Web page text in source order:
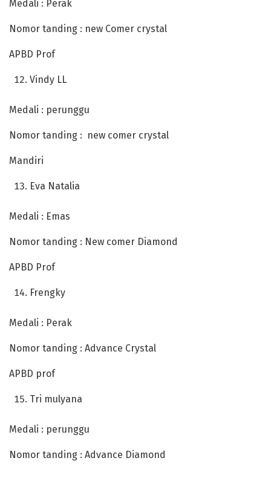
Medali : Perak
Nomor tanding : new Comer crystal
APBD Prof
Vindy LL
Medali : perunggu
Nomor tanding : new comer crystal
Mandiri
Eva Natalia
Medali : Emas
Nomor tanding : New comer Diamond
APBD Prof
Frengky
Medali : Perak
Nomor tanding : Advance Crystal
APBD prof
Tri mulyana
Medali : perunggu
Nomor tanding : Advance Diamond